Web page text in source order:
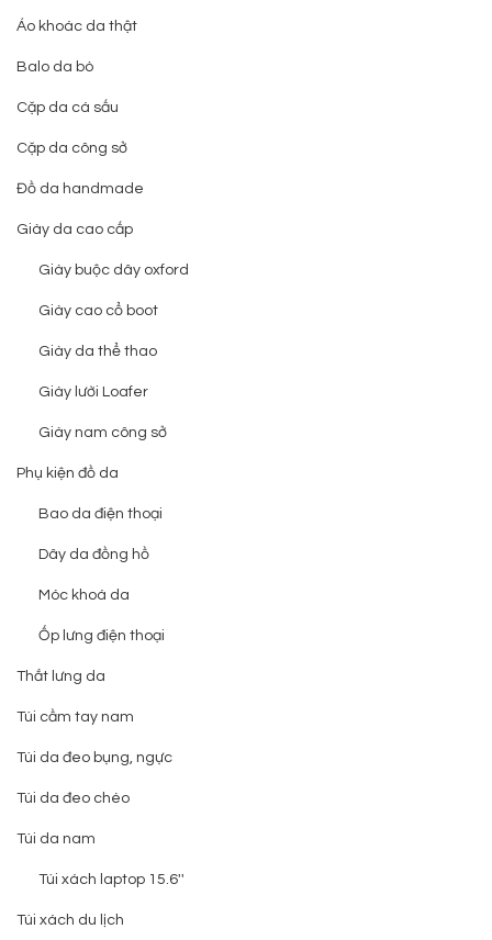
Áo khoác da thật
Balo da bò
Cặp da cá sấu
Cặp da công sở
Đồ da handmade
Giày da cao cấp
Giày buộc dây oxford
Giày cao cổ boot
Giày da thể thao
Giày lười Loafer
Giày nam công sở
Phụ kiện đồ da
Bao da điện thoại
Dây da đồng hồ
Móc khoá da
Ốp lưng điện thoại
Thắt lưng da
Túi cầm tay nam
Túi da đeo bụng, ngực
Túi da đeo chéo
Túi da nam
Túi xách laptop 15.6''
Túi xách du lịch